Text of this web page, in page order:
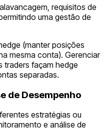
requisitos de
uma gestão de
(manter posições
mesma conta). Gerenciar
traders façam hedge
separadas.
de Desempenho
estratégias ou
e análise de